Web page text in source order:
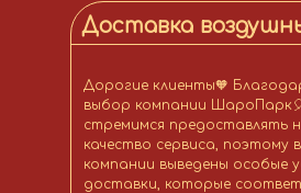
Доставка
Дорогие клиенты🧡
выбор компании
стремимся предоставлять
качество сервиса, поэтому
компании выведены особые
доставки, которые